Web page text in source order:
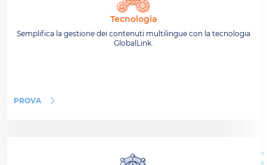
Tecnologia
Semplifica la gestione dei contenuti multilingue con la tecnologia
GlobalLink.
PROVA